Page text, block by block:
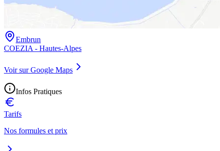
Embrun
COEZIA - Hautes-Alpes
Voir sur Google Maps
Infos Pratiques
Tarifs
Nos formules et prix